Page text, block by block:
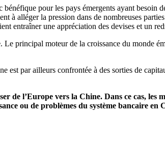
pour les pays émergents ayant besoin
à alléger la pression dans de nombreuses
entraîner une appréciation des devises et un
principal moteur de la croissance du monde
est par ailleurs confrontée à des sorties de
de l’Europe vers la Chine. Dans ce cas, les
ou de problèmes du système bancaire en